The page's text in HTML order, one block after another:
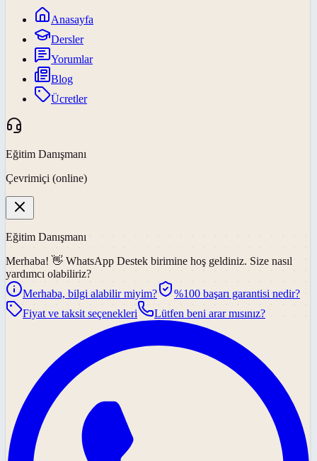
Anasayfa
Dersler
Yorumlar
Blog
Ücretler
Eğitim Danışmanı
Çevrimiçi (online)
Eğitim Danışmanı
Merhaba! 👋 WhatsApp Destek birimine hoş geldiniz. Size nasıl
yardımcı olabiliriz?
Merhaba, bilgi alabilir miyim?
%100 başarı garantisi nedir?
Fiyat ve taksit seçenekleri
Lütfen beni arar mısınız?